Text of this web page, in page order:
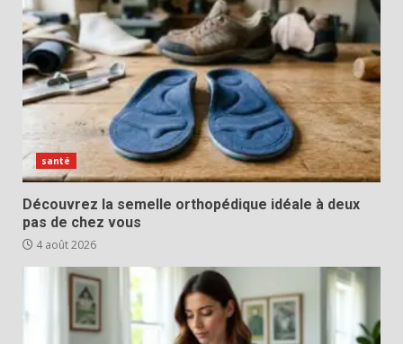
santé
Découvrez la semelle orthopédique idéale à deux
pas de chez vous
4 août 2026